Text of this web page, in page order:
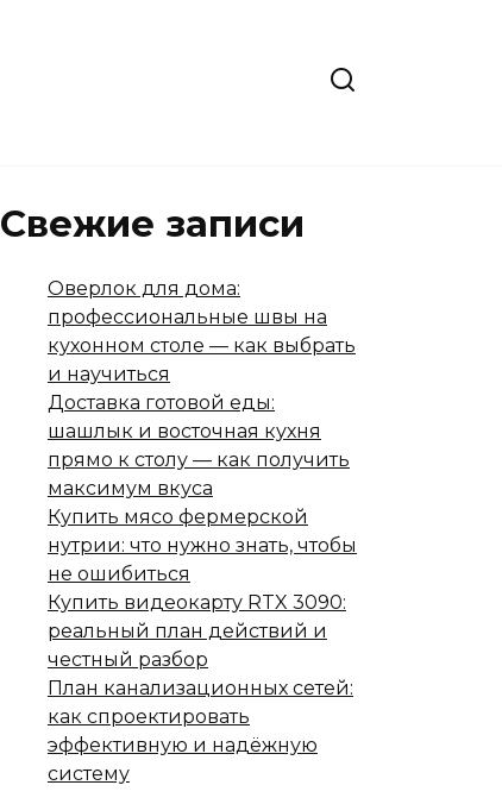
Свежие записи
Оверлок для дома:
профессиональные швы на
кухонном столе — как выбрать
и научиться
Доставка готовой еды:
шашлык и восточная кухня
прямо к столу — как получить
максимум вкуса
Купить мясо фермерской
нутрии: что нужно знать, чтобы
не ошибиться
Купить видеокарту RTX 3090:
реальный план действий и
честный разбор
План канализационных сетей:
как спроектировать
эффективную и надёжную
систему